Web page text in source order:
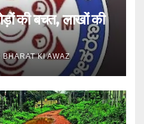
की बचत, लाखों की
BHARAT KI AWAZ